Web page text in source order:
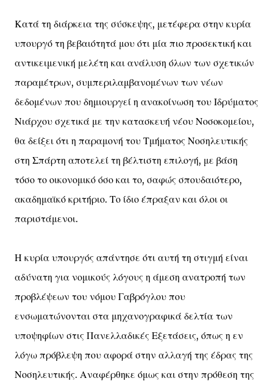
Κατά τη διάρκεια της σύσκεψης, μετέφερα στην κυρία
υπουργό τη βεβαιότητά μου ότι μία πιο προσεκτική και
αντικειμενική μελέτη και ανάλυση όλων των σχετικών
παραμέτρων, συμπεριλαμβανομένων των νέων
δεδομένων που δημιουργεί η ανακοίνωση του Ιδρύματος
Νιάρχου σχετικά με την κατασκευή νέου Νοσοκομείου,
θα δείξει ότι η παραμονή του Τμήματος Νοσηλευτικής
στη Σπάρτη αποτελεί τη βέλτιστη επιλογή, με βάση
τόσο το οικονομικό όσο και το, σαφώς σπουδαιότερο,
ακαδημαϊκό κριτήριο. Το ίδιο έπραξαν και όλοι οι
παριστάμενοι.
Η κυρία υπουργός απάντησε ότι αυτή τη στιγμή είναι
αδύνατη για νομικούς λόγους η άμεση ανατροπή των
προβλέψεων του νόμου Γαβρόγλου που
ενσωματώνονται στα μηχανογραφικά δελτία των
υποψηφίων στις Πανελλαδικές Εξετάσεις, όπως η εν
λόγω πρόβλεψη που αφορά στην αλλαγή της έδρας της
Νοσηλευτικής. Αναφέρθηκε όμως και στην πρόθεση της